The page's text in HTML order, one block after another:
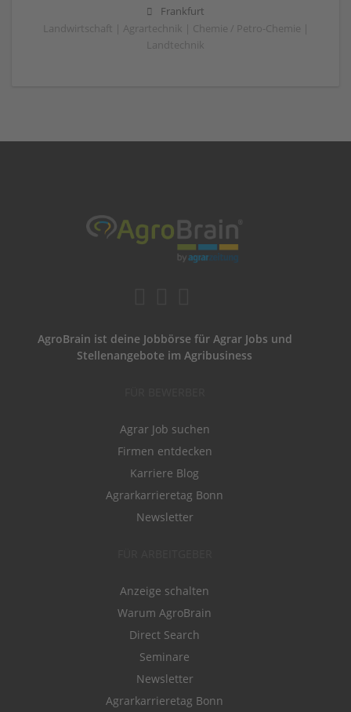
Frankfurt
Landwirtschaft | Agrartechnik | Chemie / Petro-Chemie |
Landtechnik
AgroBrain ist deine Jobbörse für Agrar Jobs und
Stellenangebote im Agribusiness
Agrar Job suchen
Firmen entdecken
Karriere Blog
Agrarkarrieretag Bonn
Newsletter
Anzeige schalten
Warum AgroBrain
Direct Search
Seminare
Newsletter
Agrarkarrieretag Bonn